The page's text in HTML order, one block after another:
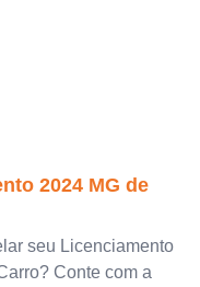
2024 MG de
seu Licenciamento
Conte com a